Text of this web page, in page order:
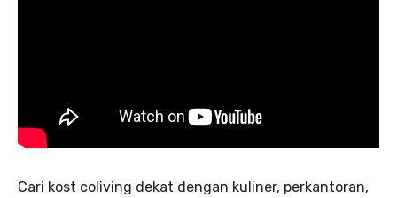
Cari kost coliving dekat dengan kuliner, perkantoran,